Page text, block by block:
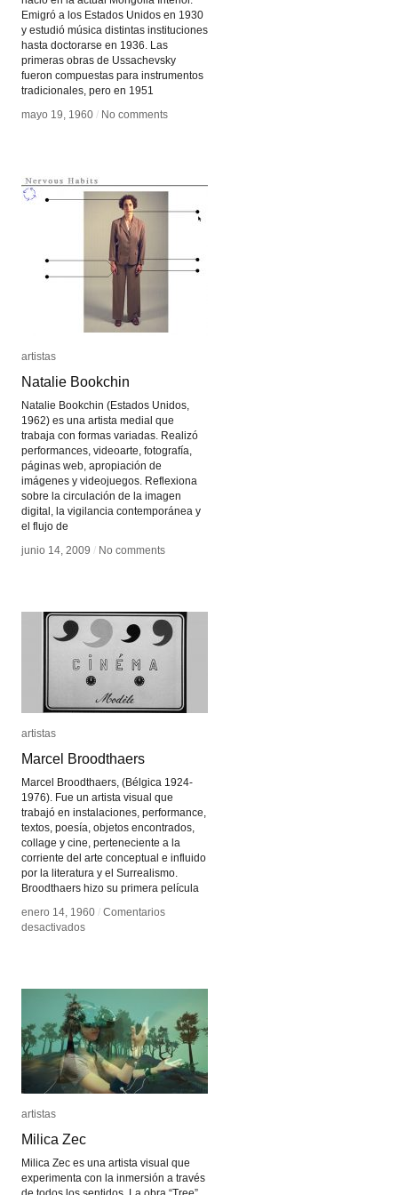
Emigró a los Estados Unidos en 1930
y estudió música distintas instituciones
hasta doctorarse en 1936. Las
primeras obras de Ussachevsky
fueron compuestas para instrumentos
tradicionales, pero en 1951
mayo 19, 1960 / No comments
mayo 19, 1960 / No comments
artistas
Natalie Bookchin
Natalie Bookchin (Estados Unidos,
1962) es una artista medial que
trabaja con formas variadas. Realizó
performances, videoarte, fotografía,
páginas web, apropiación de
imágenes y videojuegos. Reflexiona
sobre la circulación de la imagen
digital, la vigilancia contemporánea y
el flujo de
junio 14, 2009 / No comments
artistas
Natalie Bookchin
junio 14, 2009 / No comments
artistas
Marcel Broodthaers
Marcel Broodthaers, (Bélgica 1924-
1976). Fue un artista visual que
trabajó en instalaciones, performance,
textos, poesía, objetos encontrados,
collage y cine, perteneciente a la
corriente del arte conceptual e influido
por la literatura y el Surrealismo.
Broodthaers hizo su primera película
enero 14, 1960 / Comentarios
desactivadosen
artistas
Marcel Broodthaers
enero 14, 1960 / Comentarios
desactivadosen
artistas
Milica Zec
Milica Zec es una artista visual que
experimenta con la inmersión a través
artistas
Milica Zec